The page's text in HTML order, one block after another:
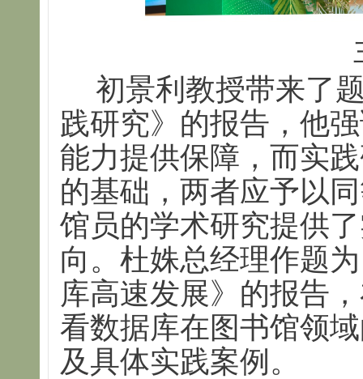
初景利教授带来了
践研究》的报告，他
能力提供保障，而实
的基础，两者应予以
馆员的学术研究提供
向。杜姝总经理作题
库高速发展》的报告
看数据库在图书馆领
及具体实践案例。